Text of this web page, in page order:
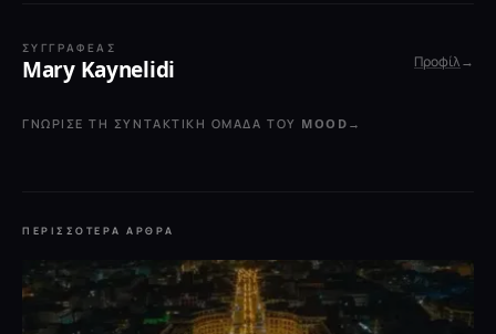
ΣΥΓΓΡΑΦΈΑΣ
Mary Kaynelidi Προφίλ→
ΓΝΏΡΙΣΕ ΤΗ ΣΥΝΤΑΚΤΙΚΉ ΟΜΆΔΑ ΤΟΥ MOOD →
ΠΕΡΙΣΣΌΤΕΡΑ ΆΡΘΡΑ